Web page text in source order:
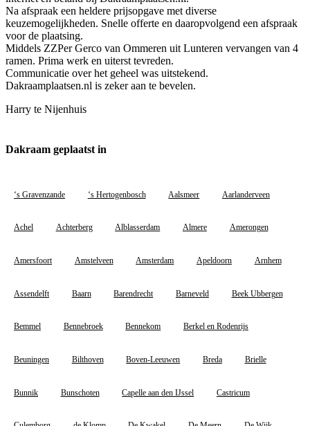
Na afspraak een heldere prijsopgave met diverse
keuzemogelijkheden. Snelle offerte en daaropvolgend een afspraak
voor de plaatsing.
Middels ZZPer Gerco van Ommeren uit Lunteren vervangen van 4
ramen. Prima werk en uiterst tevreden.
Communicatie over het geheel was uitstekend.
Dakraamplaatsen.nl is zeker aan te bevelen.
Harry te Nijenhuis
Dakraam geplaatst in
‘s Gravenzande ‘s Hertogenbosch Aalsmeer Aarlanderveen
Achel Achterberg Alblasserdam Almere Amerongen
Amersfoort Amstelveen Amsterdam Apeldoorn Arnhem
Assendelft Baarn Barendrecht Barneveld Beek Ubbergen
Bemmel Bennebroek Bennekom Berkel en Rodenrijs
Beuningen Bilthoven Boven-Leeuwen Breda Brielle
Bunnik Bunschoten Capelle aan den IJssel Castricum